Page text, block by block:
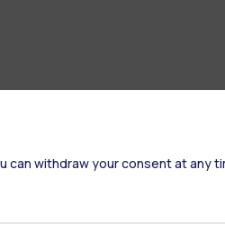
can withdraw your consent at any